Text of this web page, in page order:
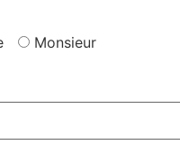
Monsieur